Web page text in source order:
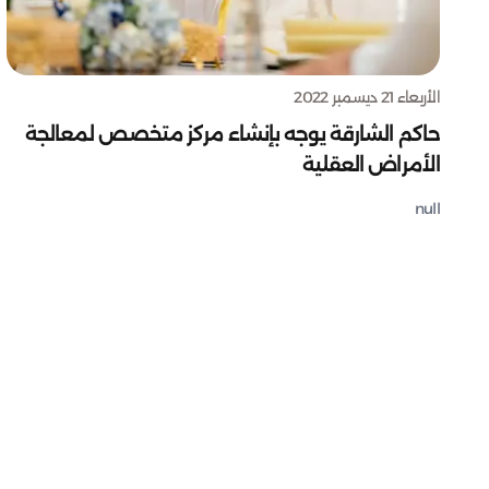
الأربعاء 21 ديسمبر 2022
حاكم الشارقة يوجه بإنشاء مركز متخصص لمعالجة
الأمراض العقلية
null